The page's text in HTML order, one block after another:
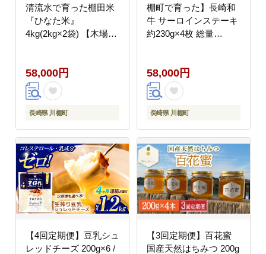
清流水で育った棚田米
『ひなた米』
4kg(2kg×2袋) 【木場中
58,000円
長崎県 川棚町
棚町で育った】長崎和
牛 サーロインステーキ
約230g×4枚 総量
牛 牛肉 サーロインステ
ーキ 国産牛 牛肉 サー
ロインステーキ 牛 肉
サーロインステーキ サ
うにく A4ランクサーロ
インステーキ 上質牛肉
高級
58,000円
長崎県 川棚町
【4回定期便】豆乳シュ
レッドチーズ 200g×6 /
【3回定期便】百花蜜
国産天然はちみつ 200g